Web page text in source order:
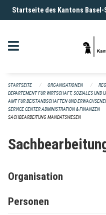
Navigation überspringen
Startseite des Kantons
STARTSEITE ORGANISATIONEN
DEPARTEMENT FÜR WIRTSCHAFT, SOZIALES UND
AMT FÜR BEISTANDSCHAFTEN UND
SERVICE CENTER ADMINISTRATION & FINANZEN
SACHBEARBEITUNG MANDATSWESEN
Organisation
Personen